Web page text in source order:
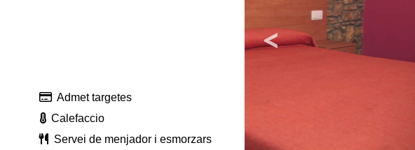
Admet targetes
Calefaccio
Servei de menjador i esmorzars